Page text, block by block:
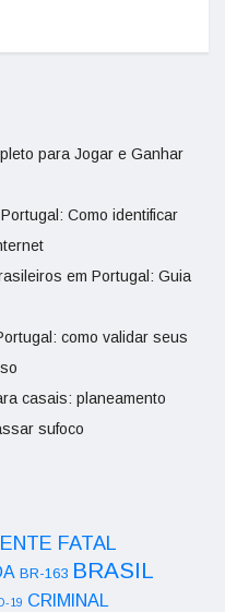
para Jogar e Ganhar
Como identificar
em Portugal: Guia
como validar seus
casais: planeamento
sufoco
FATAL
BR-163 BRASIL
19 CRIMINAL